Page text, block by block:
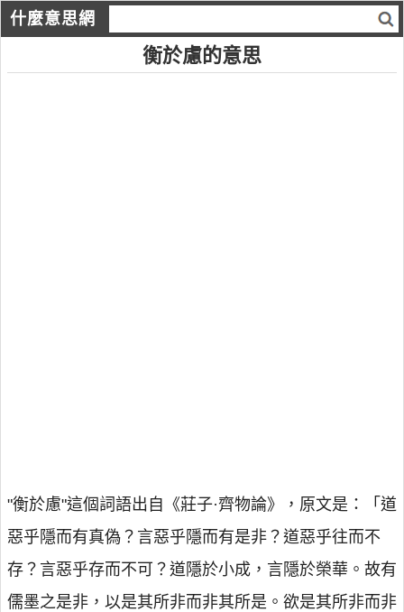
什麼意思網
衡於慮的意思
"衡於慮"這個詞語出自《莊子·齊物論》，原文是：「道
惡乎隱而有真偽？言惡乎隱而有是非？道惡乎往而不
存？言惡乎存而不可？道隱於小成，言隱於榮華。故有
儒墨之是非，以是其所非而非其所是。欲是其所非而非